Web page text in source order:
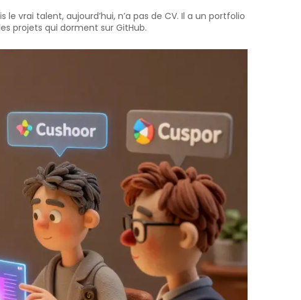
vrai talent, aujourd’hui, n’a pas de CV. Il a un portfolio
projets qui dorment sur GitHub.